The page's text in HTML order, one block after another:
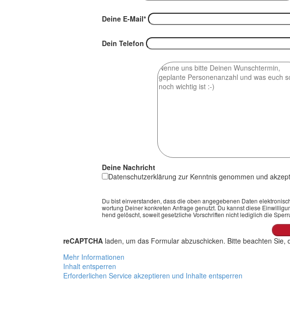
Dei­ne E‑Mail*
Dein Tele­fon
Dei­ne Nach­richt
Daten­schutz­er­klä­rung zur Kennt­nis genom­men und
Du bist ein­ver­stan­den, dass die oben ange­ge­be­nen Daten
wor­tung Dei­ner kon­kre­ten Anfra­ge genutzt. Du kannst die­se
hend gelöscht, soweit gesetz­li­che Vor­schrif­ten nicht ledig­lich die
reCAPTCHA laden, um das Formular abzuschicken. Bitte beachten
Mehr Informationen
Inhalt entsperren
Erforderlichen Service akzeptieren und Inhalte entsperren